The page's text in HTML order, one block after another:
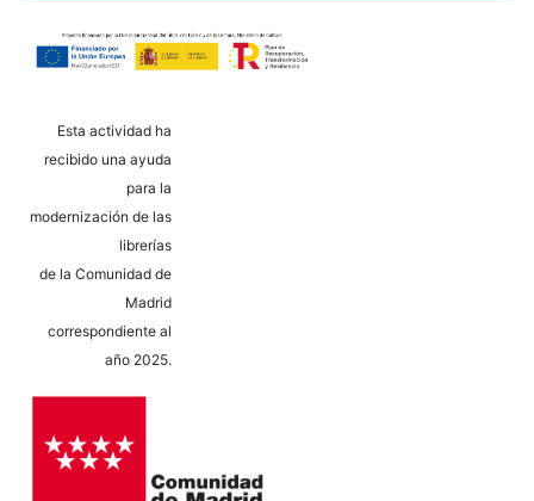
Esta actividad ha
recibido una ayuda
para la
modernización de las
librerías
de la Comunidad de
Madrid
correspondiente al
año 2025.